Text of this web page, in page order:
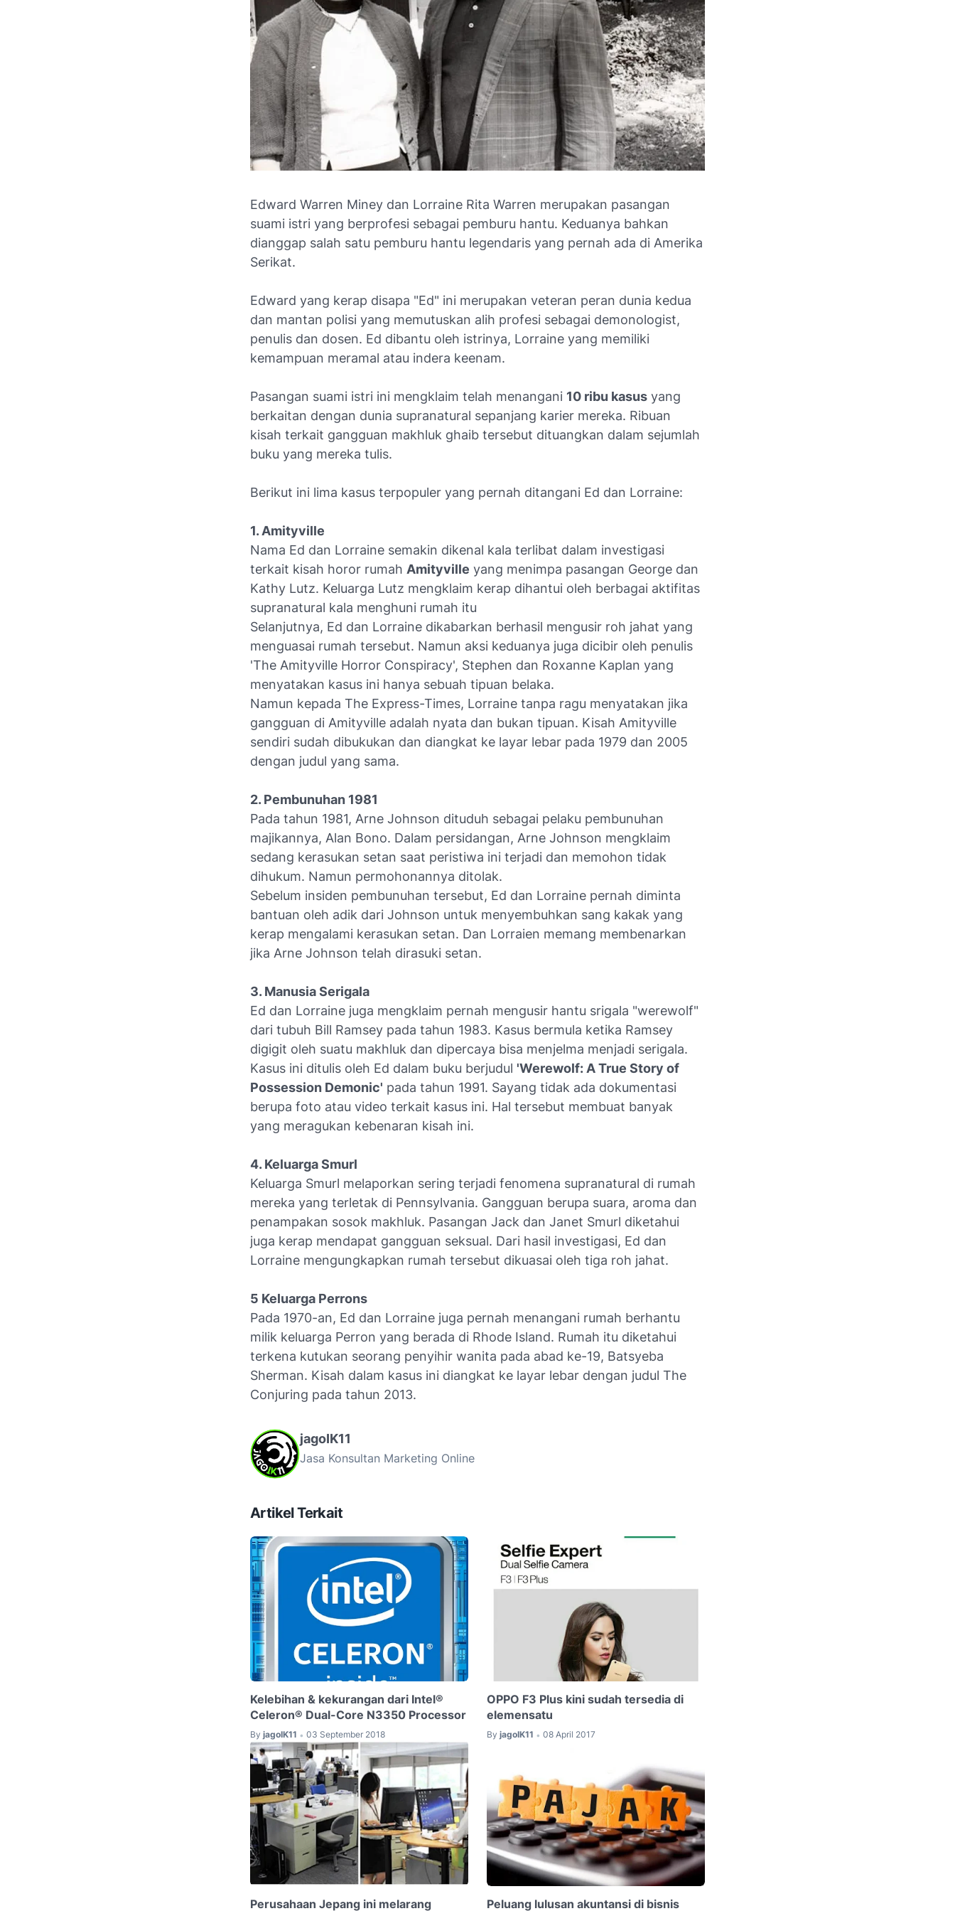
Edward Warren Miney dan Lorraine Rita Warren merupakan pasangan
suami istri yang berprofesi sebagai pemburu hantu. Keduanya bahkan
dianggap salah satu pemburu hantu legendaris yang pernah ada di Amerika
Serikat.
Edward yang kerap disapa "Ed" ini merupakan veteran peran dunia kedua
dan mantan polisi yang memutuskan alih profesi sebagai demonologist,
penulis dan dosen. Ed dibantu oleh istrinya, Lorraine yang memiliki
kemampuan meramal atau indera keenam.
Pasangan suami istri ini mengklaim telah menangani 10 ribu kasus yang
berkaitan dengan dunia supranatural sepanjang karier mereka. Ribuan
kisah terkait gangguan makhluk ghaib tersebut dituangkan dalam sejumlah
buku yang mereka tulis.
Berikut ini lima kasus terpopuler yang pernah ditangani Ed dan Lorraine:
1. Amityville
Nama Ed dan Lorraine semakin dikenal kala terlibat dalam investigasi
terkait kisah horor rumah Amityville yang menimpa pasangan George dan
Kathy Lutz. Keluarga Lutz mengklaim kerap dihantui oleh berbagai aktifitas
supranatural kala menghuni rumah itu
Selanjutnya, Ed dan Lorraine dikabarkan berhasil mengusir roh jahat yang
menguasai rumah tersebut. Namun aksi keduanya juga dicibir oleh penulis
'The Amityville Horror Conspiracy', Stephen dan Roxanne Kaplan yang
menyatakan kasus ini hanya sebuah tipuan belaka.
Namun kepada The Express-Times, Lorraine tanpa ragu menyatakan jika
gangguan di Amityville adalah nyata dan bukan tipuan. Kisah Amityville
sendiri sudah dibukukan dan diangkat ke layar lebar pada 1979 dan 2005
dengan judul yang sama.
2. Pembunuhan 1981
Pada tahun 1981, Arne Johnson dituduh sebagai pelaku pembunuhan
majikannya, Alan Bono. Dalam persidangan, Arne Johnson mengklaim
sedang kerasukan setan saat peristiwa ini terjadi dan memohon tidak
dihukum. Namun permohonannya ditolak.
Sebelum insiden pembunuhan tersebut, Ed dan Lorraine pernah diminta
bantuan oleh adik dari Johnson untuk menyembuhkan sang kakak yang
kerap mengalami kerasukan setan. Dan Lorraien memang membenarkan
jika Arne Johnson telah dirasuki setan.
3. Manusia Serigala
Ed dan Lorraine juga mengklaim pernah mengusir hantu srigala "werewolf"
dari tubuh Bill Ramsey pada tahun 1983. Kasus bermula ketika Ramsey
digigit oleh suatu makhluk dan dipercaya bisa menjelma menjadi serigala.
Kasus ini ditulis oleh Ed dalam buku berjudul 'Werewolf: A True Story of
Possession Demonic' pada tahun 1991. Sayang tidak ada dokumentasi
berupa foto atau video terkait kasus ini. Hal tersebut membuat banyak
yang meragukan kebenaran kisah ini.
4. Keluarga Smurl
Keluarga Smurl melaporkan sering terjadi fenomena supranatural di rumah
mereka yang terletak di Pennsylvania. Gangguan berupa suara, aroma dan
penampakan sosok makhluk. Pasangan Jack dan Janet Smurl diketahui
juga kerap mendapat gangguan seksual. Dari hasil investigasi, Ed dan
Lorraine mengungkapkan rumah tersebut dikuasai oleh tiga roh jahat.
5 Keluarga Perrons
Pada 1970-an, Ed dan Lorraine juga pernah menangani rumah berhantu
milik keluarga Perron yang berada di Rhode Island. Rumah itu diketahui
terkena kutukan seorang penyihir wanita pada abad ke-19, Batsyeba
Sherman. Kisah dalam kasus ini diangkat ke layar lebar dengan judul The
Conjuring pada tahun 2013.
jagoIK11
Jasa Konsultan Marketing Online
Artikel Terkait
Kelebihan & kekurangan dari Intel®
Celeron® Dual-Core N3350 Processor
By jagoIK11 • 03 September 2018
OPPO F3 Plus kini sudah tersedia di
elemensatu
By jagoIK11 • 08 April 2017
Perusahaan Jepang ini melarang Peluang lulusan akuntansi di bisnis